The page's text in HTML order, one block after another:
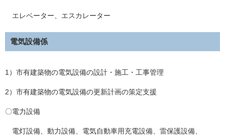
エレベーター、エスカレーター
電気設備係
1）市有建築物の電気設備の設計・施工・工事管理
2）市有建築物の電気設備の更新計画の策定支援
〇電力設備
電灯設備、動力設備、電気自動車用充電設備、雷保護設備、